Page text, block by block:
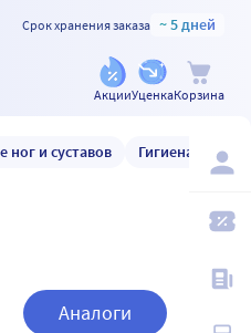
Срок хранения заказа ~ 5 дней
АкцииУценкаКорзина
ног и суставов Гигиена и уход
Аналоги